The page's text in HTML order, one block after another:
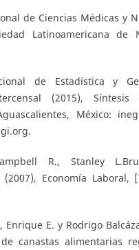
de Ciencias Médicas y
Latinoamericana de
de Estadística y
(2015), Síntesis
México:
R., Stanley
(2007), Economía Laboral,
Enrique E. y Rodrigo
de canastas alimentarias